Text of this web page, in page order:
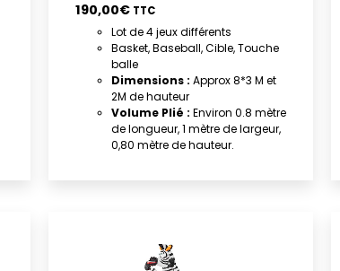
190,00€ TTC
Lot de 4 jeux différents
Basket, Baseball, Cible, Touche
balle
Dimensions : Approx 8*3 M et
2M de hauteur
Volume Plié : Environ 0.8 mètre
de longueur, 1 mètre de largeur,
0,80 mètre de hauteur.